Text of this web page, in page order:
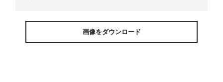
画像をダウンロード